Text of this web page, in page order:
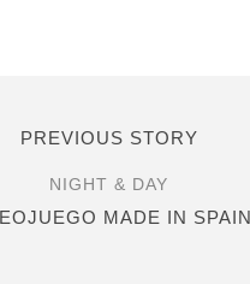
PREVIOUS STORY
NIGHT & DAY
MADE IN SPAIN